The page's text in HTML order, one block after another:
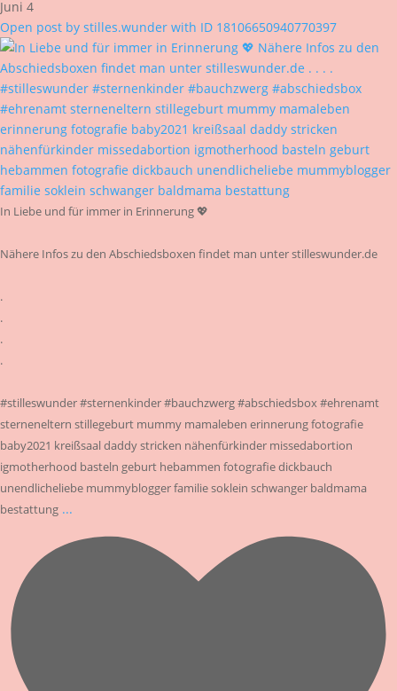
Juni 4
Open post by stilles.wunder with ID 18106650940770397
In Liebe und für immer in Erinnerung 💖
Nähere Infos zu den Abschiedsboxen findet man unter stilleswunder.de
.
.
.
.
#stilleswunder #sternenkinder #bauchzwerg #abschiedsbox #ehrenamt
sterneneltern stillegeburt mummy mamaleben erinnerung fotografie
baby2021 kreißsaal daddy stricken nähenfürkinder missedabortion
igmotherhood basteln geburt hebammen fotografie dickbauch
unendlicheliebe mummyblogger familie soklein schwanger baldmama
bestattung ...